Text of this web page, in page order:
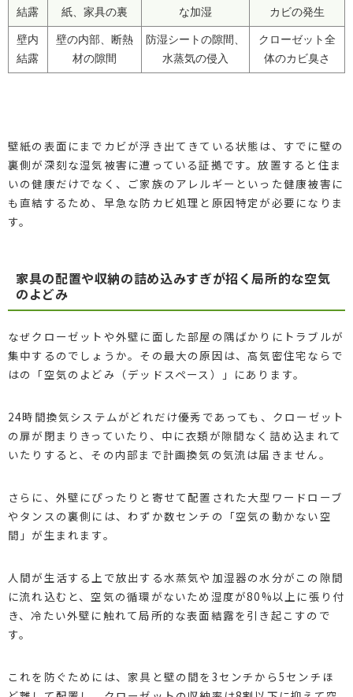
結露
紙、家具の裏
な加湿
カビの発生
壁内
結露
壁の内部、断熱
材の隙間
防湿シートの隙間、
水蒸気の侵入
クローゼット全
体のカビ臭さ
壁紙の表面にまでカビが浮き出てきている状態は、すでに壁の
裏側が深刻な湿気被害に遭っている証拠です。放置すると住ま
いの健康だけでなく、ご家族のアレルギーといった健康被害に
も直結するため、早急な防カビ処理と原因特定が必要になりま
す。
家具の配置や収納の詰め込みすぎが招く局所的な空気
のよどみ
なぜクローゼットや外壁に面した部屋の隅ばかりにトラブルが
集中するのでしょうか。その最大の原因は、高気密住宅ならで
はの「空気のよどみ（デッドスペース）」にあります。
24時間換気システムがどれだけ優秀であっても、クローゼット
の扉が閉まりきっていたり、中に衣類が隙間なく詰め込まれて
いたりすると、その内部まで計画換気の気流は届きません。
さらに、外壁にぴったりと寄せて配置された大型ワードローブ
やタンスの裏側には、わずか数センチの「空気の動かない空
間」が生まれます。
人間が生活する上で放出する水蒸気や加湿器の水分がこの隙間
に流れ込むと、空気の循環がないため湿度が80%以上に張り付
き、冷たい外壁に触れて局所的な表面結露を引き起こすので
す。
これを防ぐためには、家具と壁の間を3センチから5センチほ